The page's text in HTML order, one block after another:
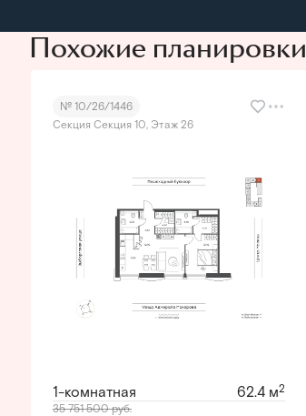
Похожие планировки
№ 10/26/1446
Секция Секция 10, Этаж 26
1-комнатная 62.4 м2
35 751 500руб.